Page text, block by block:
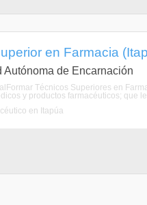
en Farmacia
Autónoma de Encarnación
Técnicos Superiores en
y productos farmacéuticos; que
en Itapúa